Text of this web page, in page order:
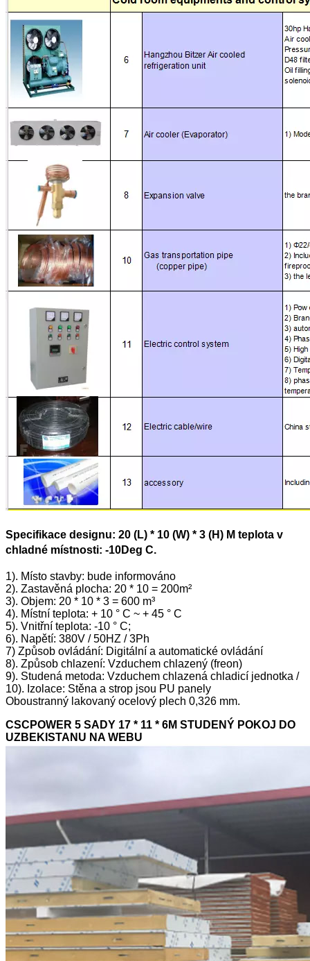
Specifikace designu: 20 (L) * 10 (W) * 3 (H) M teplota v
chladné místnosti: -10Deg C.
1). Místo stavby: bude informováno
2). Zastavěná plocha: 20 * 10 = 200m²
3). Objem: 20 * 10 * 3 = 600 m³
4). Místní teplota: + 10 ° C ~ + 45 ° C
5). Vnitřní teplota: -10 ° C;
6). Napětí: 380V / 50HZ / 3Ph
7) Způsob ovládání: Digitální a automatické ovládání
8). Způsob chlazení: Vzduchem chlazený (freon)
9). Studená metoda: Vzduchem chlazená chladicí jednotka /
10). Izolace: Stěna a strop jsou PU panely
Oboustranný lakovaný ocelový plech 0,326 mm.
CSCPOWER 5 SADY 17 * 11 * 6M STUDENÝ POKOJ DO
UZBEKISTANU NA WEBU